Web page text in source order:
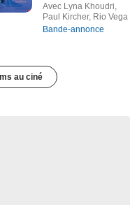
Avec Lyna Khoudri,
Paul Kircher, Rio Vega
Bande-annonce
au ciné